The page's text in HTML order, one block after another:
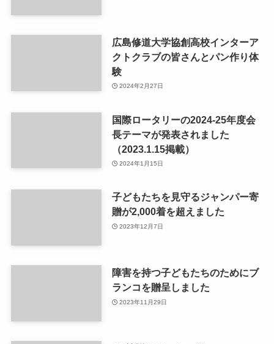
広島修道大学協創高校インターア
クトクラブの皆さんとパン作り体
験
2024年2月27日
国際ロータリーの2024-25年度会
長テーマが発表されました
（2023.1.15掲載）
2024年1月15日
子どもたちを見守るジャンパー寄
贈が2,000着を超えました
2023年12月7日
障害を持つ子どもたちのためにブ
ランコを贈呈しました
2023年11月29日